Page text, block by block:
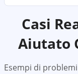
Casi
Aiutato
Esempi di